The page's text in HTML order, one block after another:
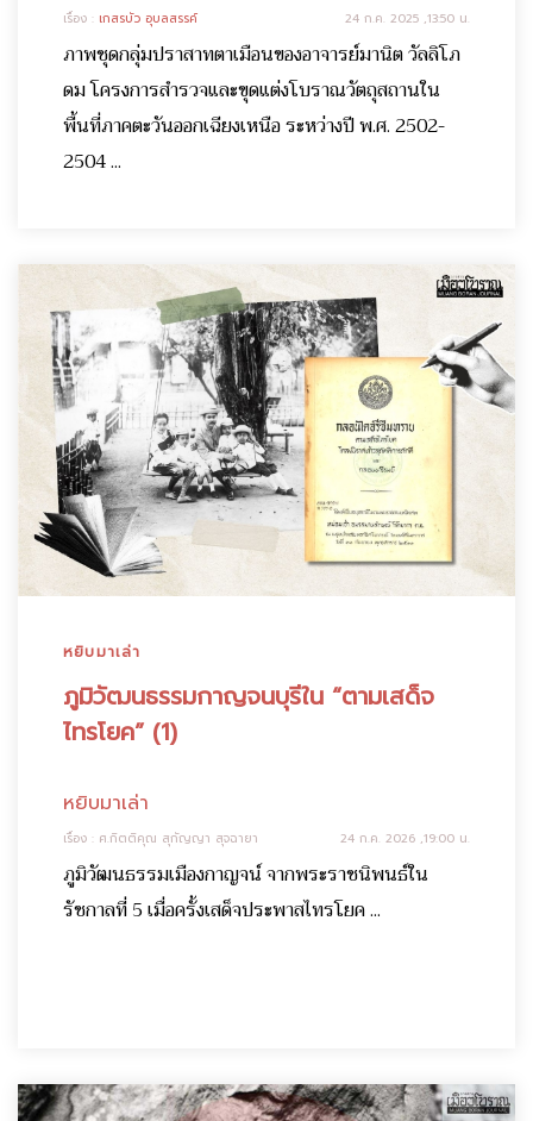
เรื่อง : เกสรบัว อุบลสรรค์ 24 ก.ค. 2025 ,13:50 น.
ภาพชุดกลุ่มปราสาทตาเมือนของอาจารย์มานิต วัลลิโภ
ดม โครงการสำรวจและขุดแต่งโบราณวัตถุสถานใน
พื้นที่ภาคตะวันออกเฉียงเหนือ ระหว่างปี พ.ศ. 2502-
2504 ...
หยิบมาเล่า
ภูมิวัฒนธรรมกาญจนบุรีใน “ตามเสด็จ
ไทรโยค” (1)
หยิบมาเล่า
เรื่อง : ศ.กิตติคุณ สุกัญญา สุจฉายา 24 ก.ค. 2026 ,19:00 น.
ภูมิวัฒนธรรมเมืองกาญจน์ จากพระราชนิพนธ์ใน
รัชกาลที่ 5 เมื่อครั้งเสด็จประพาสไทรโยค ...